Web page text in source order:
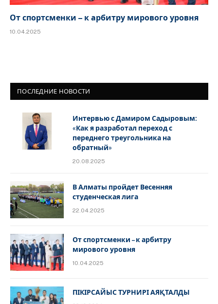
От спортсменки – к арбитру мирового уровня
10.04.2025
ПОСЛЕДНИЕ НОВОСТИ
Интервью с Дамиром Садыровым:
«Как я разработал переход с
переднего треугольника на
обратный»
20.08.2025
В Алматы пройдет Весенняя
студенческая лига
22.04.2025
От спортсменки – к арбитру
мирового уровня
10.04.2025
ПІКІРСАЙЫС ТУРНИРІ АЯҚТАЛДЫ